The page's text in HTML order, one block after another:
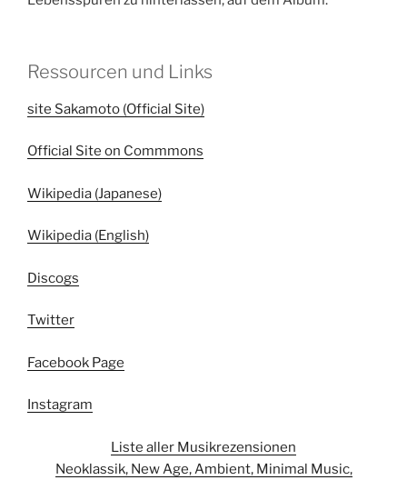
Ressourcen und Links
site Sakamoto (Official Site)
Official Site on Commmons
Wikipedia (Japanese)
Wikipedia (English)
Discogs
Twitter
Facebook Page
Instagram
Liste aller Musikrezensionen
Neoklassik, New Age, Ambient, Minimal Music,